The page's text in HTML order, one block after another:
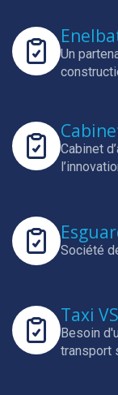
Un
Cabinet
Société
Taxi
Besoin
transport